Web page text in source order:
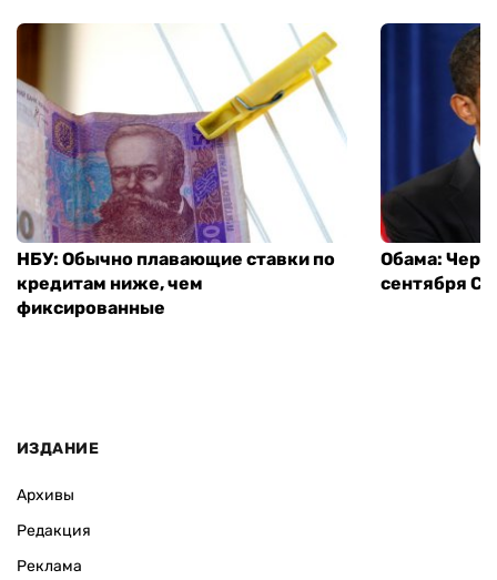
НБУ: Обычно плавающие ставки по
кредитам ниже, чем
фиксированные
Обама:
сентября
ИЗДАНИЕ
Архивы
Редакция
Реклама